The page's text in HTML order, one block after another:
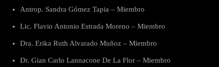
Antrop. Sandra Gómez Tapia – Miembro
Lic. Flavio Antonio Estrada Moreno – Miembro
Dra. Erika Ruth Alvarado Muñoz – Miembro
Dr. Gian Carlo Lannacone De La Flor – Miembro